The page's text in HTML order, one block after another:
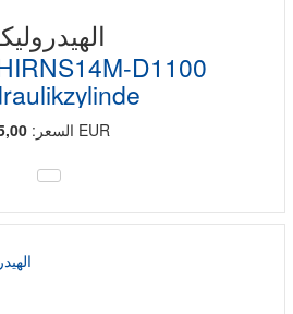
D1100
السعر: EUR